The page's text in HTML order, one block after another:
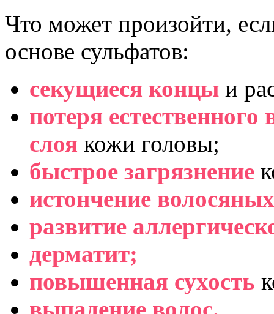
Что может произойти,
основе сульфатов:
секущиеся концы и
потеря
слоя кожи головы;
быстрое загрязнение
истончение
развитие
дерматит;
повышенная сухость
выпадение волос.